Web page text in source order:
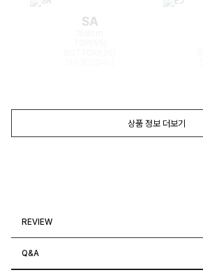
SA
상품 정보 더보기
REVIEW
Q&A